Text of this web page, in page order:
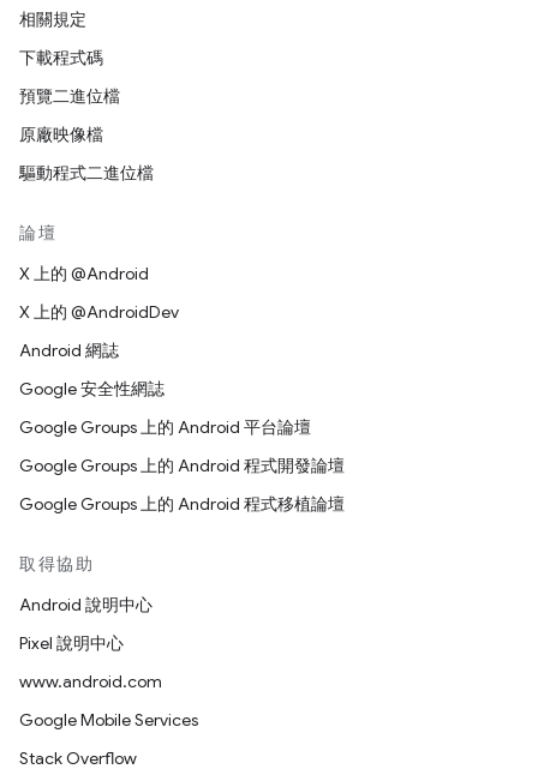
相關規定
下載程式碼
預覽二進位檔
原廠映像檔
驅動程式二進位檔
論壇
X 上的 @Android
X 上的 @AndroidDev
Android 網誌
Google 安全性網誌
Google Groups 上的 Android 平台論壇
Google Groups 上的 Android 程式開發論壇
Google Groups 上的 Android 程式移植論壇
取得協助
Android 說明中心
Pixel 說明中心
www.android.com
Google Mobile Services
Stack Overflow